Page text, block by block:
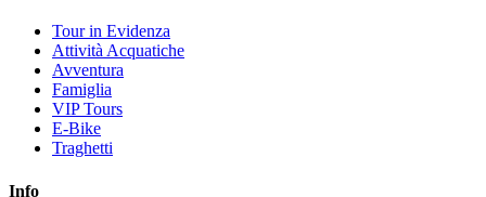
Tour in Evidenza
Attività Acquatiche
Avventura
Famiglia
VIP Tours
E-Bike
Traghetti
Info